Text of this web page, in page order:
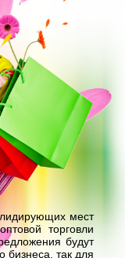
мест
торговли
будут
бизнеса, так для